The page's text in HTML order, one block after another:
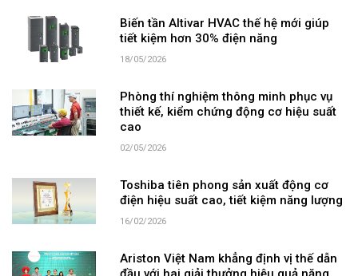
Biến tần Altivar HVAC thế hệ mới giúp
tiết kiệm hơn 30% điện năng
18/05/2026
Phòng thí nghiệm thông minh phục vụ
thiết kế, kiểm chứng động cơ hiệu suất
cao
02/05/2026
Toshiba tiên phong sản xuất động cơ
điện hiệu suất cao, tiết kiệm năng lượng
16/02/2026
Ariston Việt Nam khẳng định vị thế dẫn